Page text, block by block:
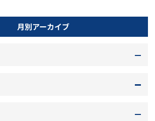
月別アーカイブ